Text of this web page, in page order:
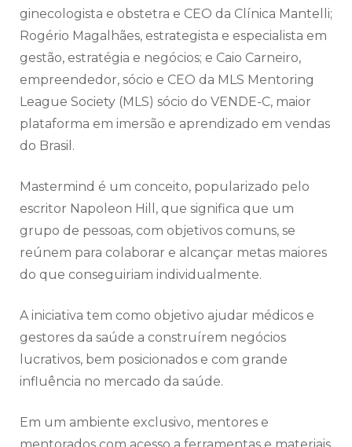
ginecologista e obstetra e CEO da Clínica Mantelli;
Rogério Magalhães, estrategista e especialista em
gestão, estratégia e negócios; e Caio Carneiro,
empreendedor, sócio e CEO da MLS Mentoring
League Society (MLS) sócio do VENDE-C, maior
plataforma em imersão e aprendizado em vendas
do Brasil.
Mastermind é um conceito, popularizado pelo
escritor Napoleon Hill, que significa que um
grupo de pessoas, com objetivos comuns, se
reúnem para colaborar e alcançar metas maiores
do que conseguiriam individualmente.
A iniciativa tem como objetivo ajudar médicos e
gestores da saúde a construírem negócios
lucrativos, bem posicionados e com grande
influência no mercado da saúde.
Em um ambiente exclusivo, mentores e